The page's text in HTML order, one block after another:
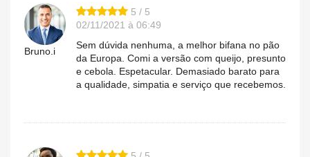
Bruno.i
5 / 5
02/11/2021 à 06:49
Sem dúvida nenhuma, a melhor bifana no pão
da Europa. Comi a versão com queijo, presunto
e cebola. Espetacular. Demasiado barato para
a qualidade, simpatia e serviço que recebemos.